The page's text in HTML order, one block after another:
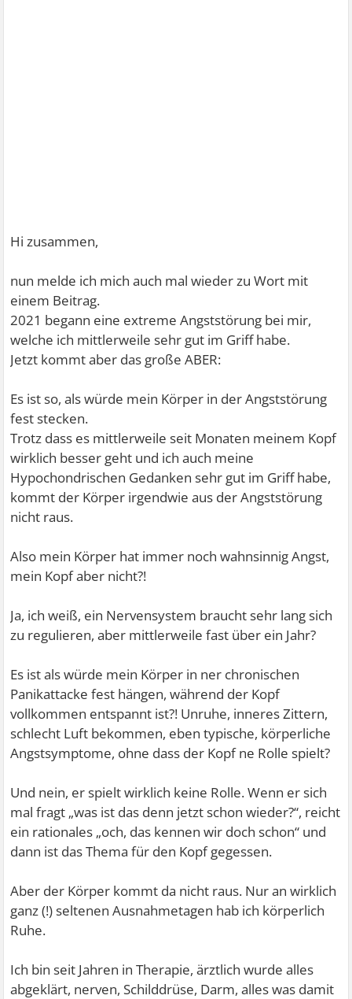
Hi zusammen,
nun melde ich mich auch mal wieder zu Wort mit
einem Beitrag.
2021 begann eine extreme Angststörung bei mir,
welche ich mittlerweile sehr gut im Griff habe.
Jetzt kommt aber das große ABER:
Es ist so, als würde mein Körper in der Angststörung
fest stecken.
Trotz dass es mittlerweile seit Monaten meinem Kopf
wirklich besser geht und ich auch meine
Hypochondrischen Gedanken sehr gut im Griff habe,
kommt der Körper irgendwie aus der Angststörung
nicht raus.
Also mein Körper hat immer noch wahnsinnig Angst,
mein Kopf aber nicht?!
Ja, ich weiß, ein Nervensystem braucht sehr lang sich
zu regulieren, aber mittlerweile fast über ein Jahr?
Es ist als würde mein Körper in ner chronischen
Panikattacke fest hängen, während der Kopf
vollkommen entspannt ist?! Unruhe, inneres Zittern,
schlecht Luft bekommen, eben typische, körperliche
Angstsymptome, ohne dass der Kopf ne Rolle spielt?
Und nein, er spielt wirklich keine Rolle. Wenn er sich
mal fragt „was ist das denn jetzt schon wieder?“, reicht
ein rationales „och, das kennen wir doch schon“ und
dann ist das Thema für den Kopf gegessen.
Aber der Körper kommt da nicht raus. Nur an wirklich
ganz (!) seltenen Ausnahmetagen hab ich körperlich
Ruhe.
Ich bin seit Jahren in Therapie, ärztlich wurde alles
abgeklärt, nerven, Schilddrüse, Darm, alles was damit